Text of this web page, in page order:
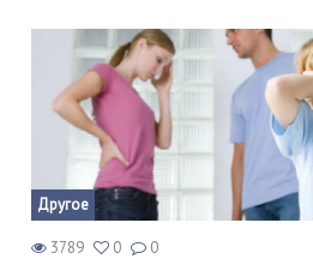
Другое
3789 0 0